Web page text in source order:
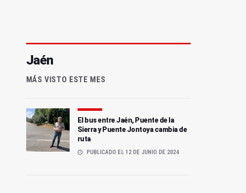
Jaén
MÁS VISTO ESTE MES
El bus entre Jaén, Puente de la
Sierra y Puente Jontoya cambia de
ruta
PUBLICADO EL 12 DE JUNIO DE 2024